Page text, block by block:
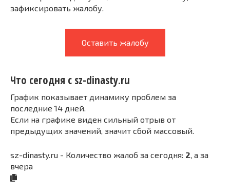
зафиксировать жалобу.
Оставить жалобу
Что сегодня с sz-dinasty.ru
График показывает динамику проблем за
последние 14 дней.
Если на графике виден сильный отрыв от
предыдущих значений, значит сбой массовый.
sz-dinasty.ru - Количество жалоб за сегодня: 2 , а за
вчера